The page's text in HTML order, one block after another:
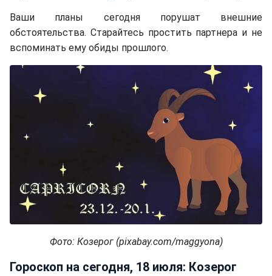
Ваши планы сегодня порушат внешние
обстоятельства. Старайтесь простить партнера и не
вспоминать ему обиды прошлого.
Фото: Козерог (pixabay.com/maggyona)
Гороскоп на сегодня, 18 июля: Козерог